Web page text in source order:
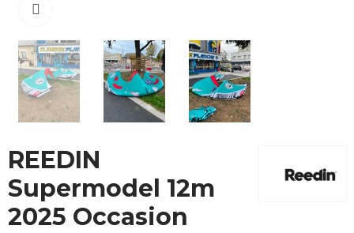
REEDIN
Supermodel 12m
2025 Occasion